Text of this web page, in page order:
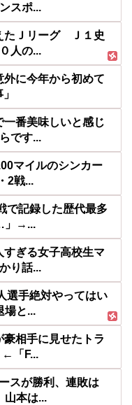
スポ...
たＪリーグ Ｊ１史
人の...
に今年から初めて
番美味しいと感じ
です...
マイルのシンカー
2戦...
で記録した歴代最多
」→...
ぎる女子高校生マ
り話...
選手絶対やってはい
場と...
相手に見せたトラ
←「F...
スが勝利、連敗は
山本は...